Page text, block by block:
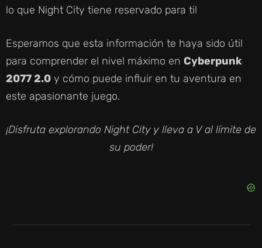
lo que Night City tiene reservado para ti!
Esperamos que esta información te haya sido útil
para comprender el nivel máximo en Cyberpunk
2077 2.0 y cómo puede influir en tu aventura en
este apasionante juego.
¡Disfruta explorando Night City y lleva a V al límite de
su poder!